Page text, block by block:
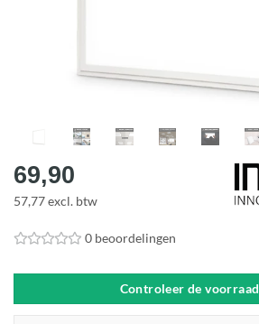
69,90
57,77 excl. btw
0 beoordelingen
Controleer de voorraad